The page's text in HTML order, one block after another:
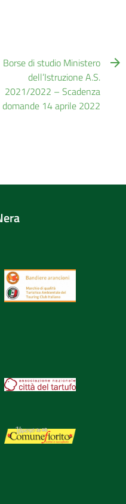
Borse di studio Ministero
dell’Istruzione A.S.
2021/2022 – Scadenza
domande 14 aprile 2022